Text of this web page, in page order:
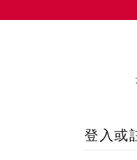
登入或